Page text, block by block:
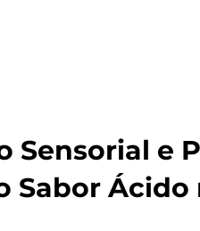
Sensorial e
Sabor Ácido